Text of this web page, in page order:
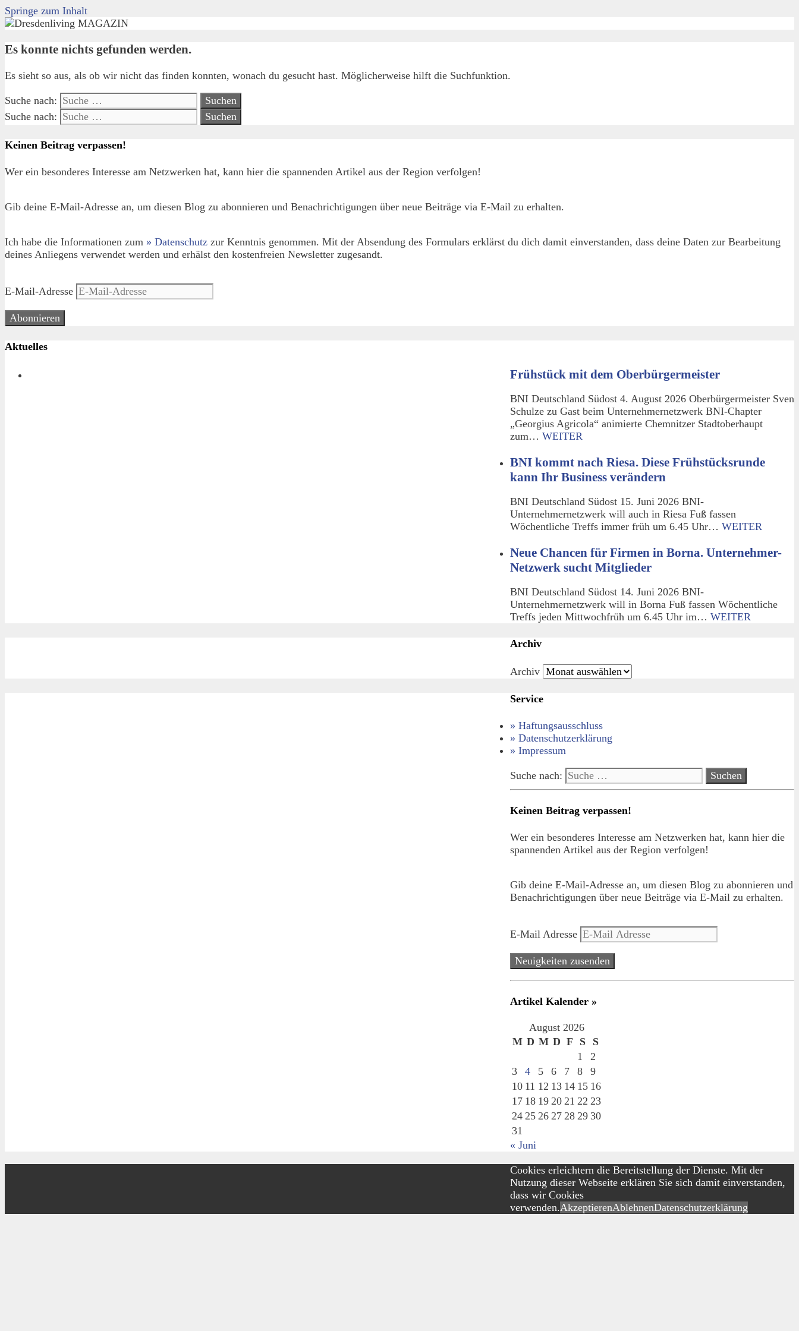
Springe zum Inhalt
Es konnte nichts gefunden werden.
Es sieht so aus, als ob wir nicht das finden konnten, wonach du gesucht hast. Möglicherweise hilft die Suchfunktion.
Suche nach:
Suche nach:
Keinen Beitrag verpassen!
Wer ein besonderes Interesse am Netzwerken hat, kann hier die spannenden Artikel aus der Region verfolgen!
Gib deine E-Mail-Adresse an, um diesen Blog zu abonnieren und Benachrichtigungen über neue Beiträge via E-Mail zu erhalten.
Ich habe die Informationen zum » Datenschutz zur Kenntnis genommen. Mit der Absendung des Formulars erklärst du dich damit einverstanden, dass deine Daten zur Bearbeitung
deines Anliegens verwendet werden und erhälst den kostenfreien Newsletter zugesandt.
E-Mail-Adresse
Abonnieren
Aktuelles
Frühstück mit dem Oberbürgermeister
BNI Deutschland Südost 4. August 2026 Oberbürgermeister Sven
Schulze zu Gast beim Unternehmernetzwerk BNI-Chapter
„Georgius Agricola“ animierte Chemnitzer Stadtoberhaupt
zum… WEITER
BNI kommt nach Riesa. Diese Frühstücksrunde
kann Ihr Business verändern
BNI Deutschland Südost 15. Juni 2026 BNI-
Unternehmernetzwerk will auch in Riesa Fuß fassen
Wöchentliche Treffs immer früh um 6.45 Uhr… WEITER
Neue Chancen für Firmen in Borna. Unternehmer-
Netzwerk sucht Mitglieder
BNI Deutschland Südost 14. Juni 2026 BNI-
Unternehmernetzwerk will in Borna Fuß fassen Wöchentliche
Treffs jeden Mittwochfrüh um 6.45 Uhr im… WEITER
Archiv
Archiv
Service
» Haftungsausschluss
» Datenschutzerklärung
» Impressum
Suche nach:
Keinen Beitrag verpassen!
Wer ein besonderes Interesse am Netzwerken hat, kann hier die
spannenden Artikel aus der Region verfolgen!
Gib deine E-Mail-Adresse an, um diesen Blog zu abonnieren und
Benachrichtigungen über neue Beiträge via E-Mail zu erhalten.
E-Mail Adresse
Neuigkeiten zusenden
Artikel Kalender »
August 2026
M D M D F S
S
1
2
3
4 5 6 7 8
9
10 11 12 13 14 15 16
17 18 19 20 21 22 23
24 25 26 27 28 29 30
31
« Juni
Cookies erleichtern die Bereitstellung der Dienste. Mit der
Nutzung dieser Webseite erklären Sie sich damit einverstanden,
dass wir Cookies
verwenden.AkzeptierenAblehnenDatenschutzerklärung